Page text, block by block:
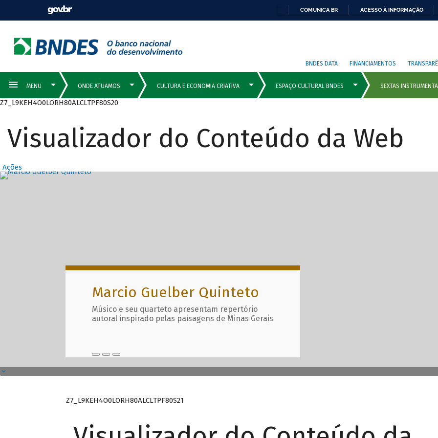
COMUNICA BR ACESSO À INFORMAÇÃO
BNDES DATA FINANCIAMENTOS
Z7_L9KEH4O0LORH80ALCLTPF80S20
Visualizador do Conteúdo da Web
Ações
Destaques Principais com
Marcio Guelber Quinteto
Músico e seu quarteto apresentam repertório
autoral inspirado pelas paisagens de Minas Gerais
Z7_L9KEH4O0LORH80ALCLTPF80S21